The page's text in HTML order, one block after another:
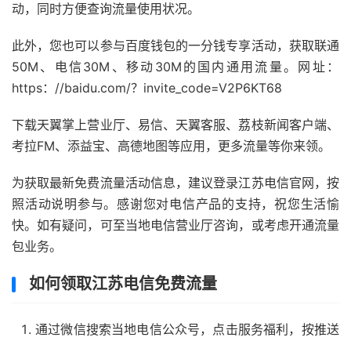
动，同时方便查询流量使用状况。
此外，您也可以参与百度钱包的一分钱专享活动，获取联通
50M、电信30M、移动30M的国内通用流量。网址：
https：//baidu.com/？invite_code=V2P6KT68
下载天翼掌上营业厅、易信、天翼客服、荔枝新闻客户端、
考拉FM、添益宝、高德地图等应用，更多流量等你来领。
为获取最新免费流量活动信息，建议登录江苏电信官网，按
照活动说明参与。感谢您对电信产品的支持，祝您生活愉
快。如有疑问，可至当地电信营业厅咨询，或考虑开通流量
包业务。
如何领取江苏电信免费流量
通过微信搜索当地电信公众号，点击服务福利，按推送